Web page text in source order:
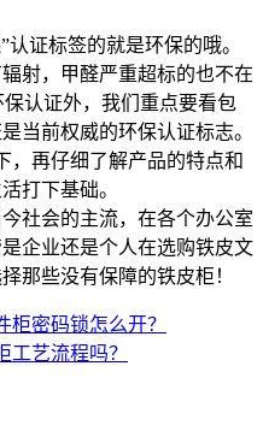
证标签的就是环保的哦。
射，甲醛严重超标的也不在
保认证外，我们重点要看包
当前权威的环保认证标志。
再仔细了解产品的特点和
打下基础。
会的主流，在各个办公室
企业还是个人在选购铁皮文
那些没有保障的铁皮柜！
密码锁怎么开？
工艺流程吗？